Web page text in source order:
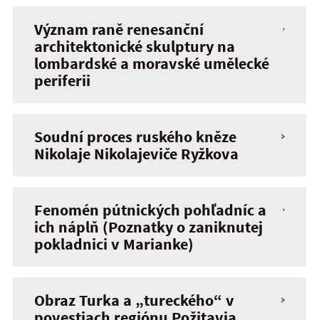
Význam raně renesanční
architektonické skulptury na
lombardské a moravské umělecké
periferii
Soudní proces ruského kněze
Nikolaje Nikolajeviče Ryžkova
Fenomén pútnických pohľadníc a
ich náplň (Poznatky o zaniknutej
pokladnici v Marianke)
Obraz Turka a „tureckého“ v